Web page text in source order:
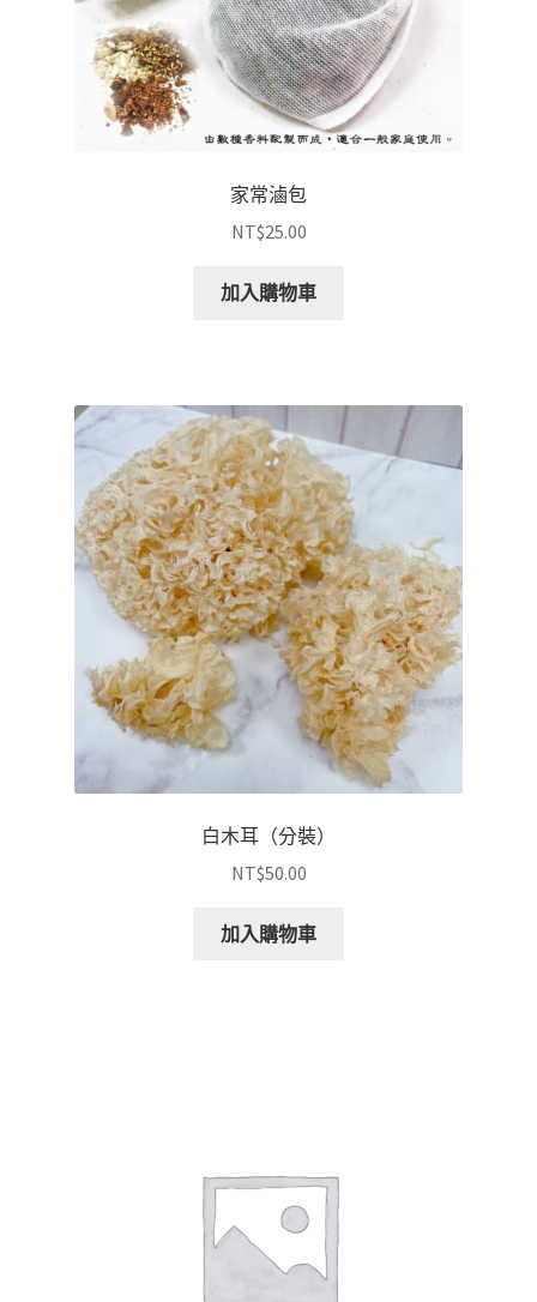
家常滷包
NT$25.00
加入購物車
白木耳（分裝）
NT$50.00
加入購物車